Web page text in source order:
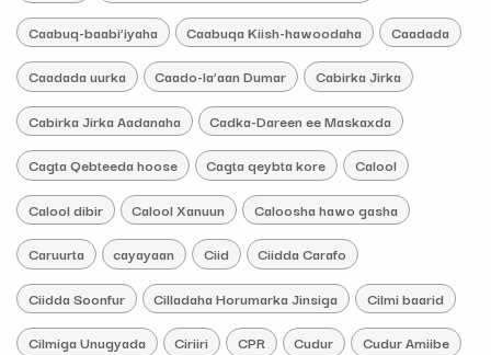
Caabuq-baabi’iyaha Caabuqa Kiish-hawoodaha Caadada
Caadada uurka Caado-la’aan Dumar Cabirka Jirka
Cabirka Jirka Aadanaha Cadka-Dareen ee Maskaxda
Cagta Qebteeda hoose Cagta qeybta kore Calool
Calool dibir Calool Xanuun Caloosha hawo gasha
Caruurta cayayaan Ciid Ciidda Carafo
Ciidda Soonfur Cilladaha Horumarka Jinsiga Cilmi baarid
Cilmiga Unugyada Ciriiri CPR Cudur Cudur Amiibe